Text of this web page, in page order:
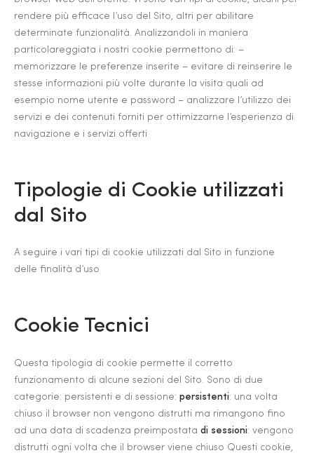
rendere più efficace l’uso del Sito, altri per abilitare
determinate funzionalità. Analizzandoli in maniera
particolareggiata i nostri cookie permettono di: –
memorizzare le preferenze inserite – evitare di reinserire le
stesse informazioni più volte durante la visita quali ad
esempio nome utente e password – analizzare l’utilizzo dei
servizi e dei contenuti forniti per ottimizzarne l’esperienza di
navigazione e i servizi offerti
Tipologie di Cookie utilizzati
dal Sito
A seguire i vari tipi di cookie utilizzati dal Sito in funzione
delle finalità d’uso
Cookie Tecnici
Questa tipologia di cookie permette il corretto
funzionamento di alcune sezioni del Sito. Sono di due
categorie: persistenti e di sessione: persistenti: una volta
chiuso il browser non vengono distrutti ma rimangono fino
ad una data di scadenza preimpostata di sessioni: vengono
distrutti ogni volta che il browser viene chiuso Questi cookie,